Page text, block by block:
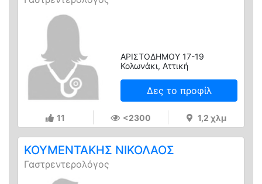
ΑΡΙΣΤΟΔΗΜΟΥ 17-19
Κολωνάκι, Αττική
Δες το προφίλ
11 <2300 1,2 χλμ
ΚΟΥΜΕΝΤΑΚΗΣ ΝΙΚΟΛΑΟΣ
Γαστρεντερολόγος